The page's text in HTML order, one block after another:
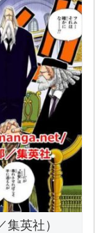
集英社）